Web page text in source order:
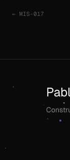
← MIS-017